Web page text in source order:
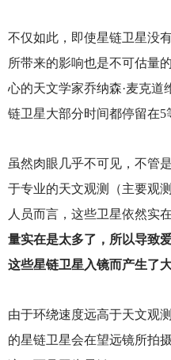
不仅如此，即使星链卫星没
所带来的影响也是不可估量
心的天文学家乔纳森·麦克道
链卫星大部分时间都停留在5
虽然肉眼几乎不可见，不管
于专业的天文观测（主要观
人员而言，这些卫星依然实
量实在是太多了，所以导致
这些星链卫星入镜而产生了大
由于环绕速度远高于天文观
的星链卫星会在望远镜所拍